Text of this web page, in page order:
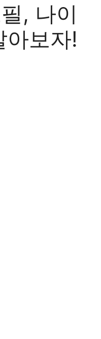
, 나이
아보자!